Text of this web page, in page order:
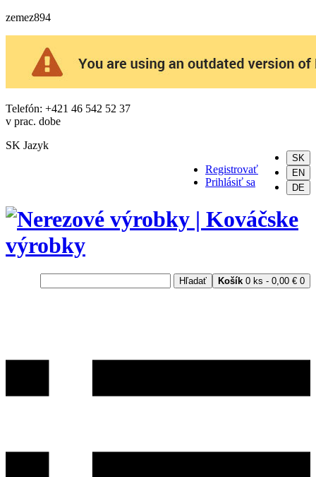
zemez894
Telefón: +421 46 542 52 37
v prac. dobe
SK Jazyk
SK
EN
DE
Registrovať
Prihlásiť sa
Košík 0 ks - 0,00 € 0
Hľadať